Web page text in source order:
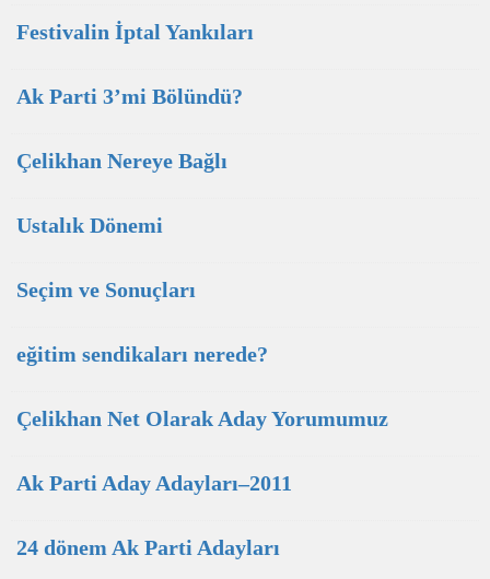
Festivalin İptal Yankıları
Ak Parti 3’mi Bölündü?
Çelikhan Nereye Bağlı
Ustalık Dönemi
Seçim ve Sonuçları
eğitim sendikaları nerede?
Çelikhan Net Olarak Aday Yorumumuz
Ak Parti Aday Adayları–2011
24 dönem Ak Parti Adayları